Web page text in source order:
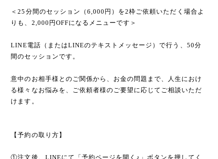
＜25分間のセッション（6,000円）を2枠ご依頼いただく場合よ
りも、2,000円OFFになるメニューです＞
LINE電話（またはLINEのテキストメッセージ）で行う、50分
間のセッションです。
意中のお相手様とのご関係から、お金の問題まで、人生におけ
る様々なお悩みを、ご依頼者様のご要望に応じてご相談いただ
けます。
【予約の取り方】
①注文後、LINEにて「予約ページを開く♪」ボタンを押してく